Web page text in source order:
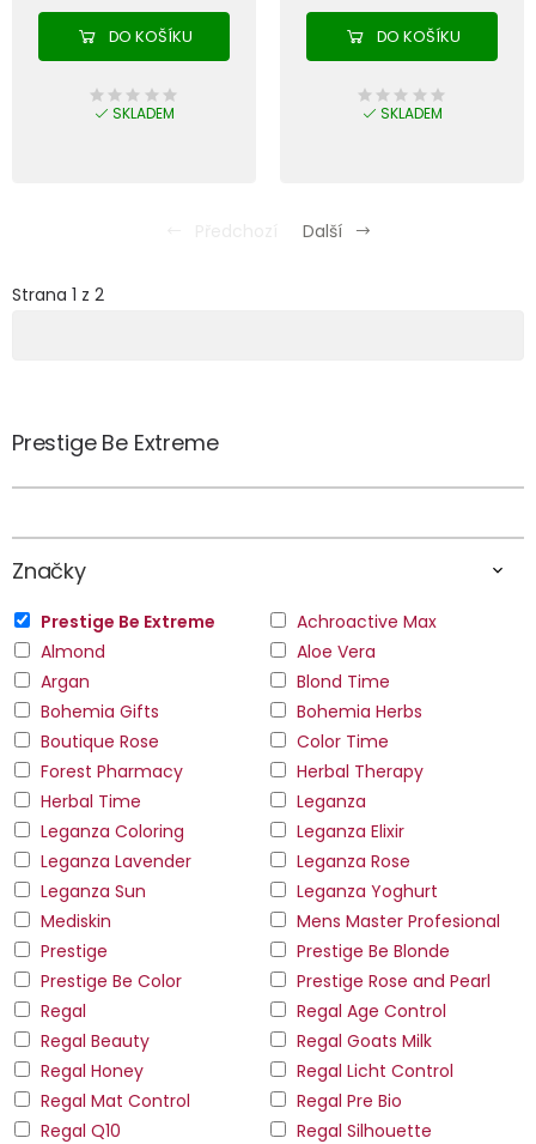
DO KOŠÍKU
SKLADEM
DO KOŠÍKU
SKLADEM
Další
Strana 1 z 2
Prestige Be Extreme
Značky
Prestige Be Extreme
Achroactive Max
Almond
Aloe Vera
Argan
Blond Time
Bohemia Gifts
Bohemia Herbs
Boutique Rose
Color Time
Forest Pharmacy
Herbal Therapy
Herbal Time
Leganza
Leganza Coloring
Leganza Elixir
Leganza Lavender
Leganza Rose
Leganza Sun
Leganza Yoghurt
Mediskin
Mens Master Profesional
Prestige
Prestige Be Blonde
Prestige Be Color
Prestige Rose and Pearl
Regal
Regal Age Control
Regal Beauty
Regal Goats Milk
Regal Honey
Regal Licht Control
Regal Mat Control
Regal Pre Bio
Regal Q10
Regal Silhouette